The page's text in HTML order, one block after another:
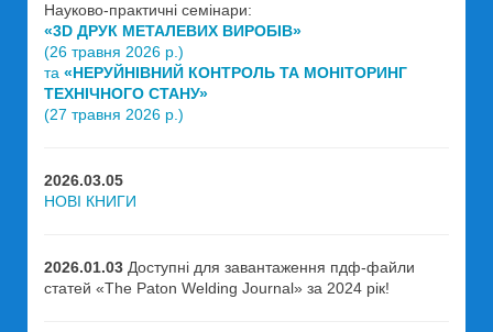
Науково-практичні семінари:
«3D ДРУК МЕТАЛЕВИХ ВИРОБІВ»
(26 травня 2026 р.)
та «НЕРУЙНІВНИЙ КОНТРОЛЬ ТА МОНІТОРИНГ
ТЕХНІЧНОГО СТАНУ»
(27 травня 2026 р.)
2026.03.05
НОВІ КНИГИ
2026.01.03 Доступні для завантаження пдф-файли
статей «The Paton Welding Journal» за 2024 рік!